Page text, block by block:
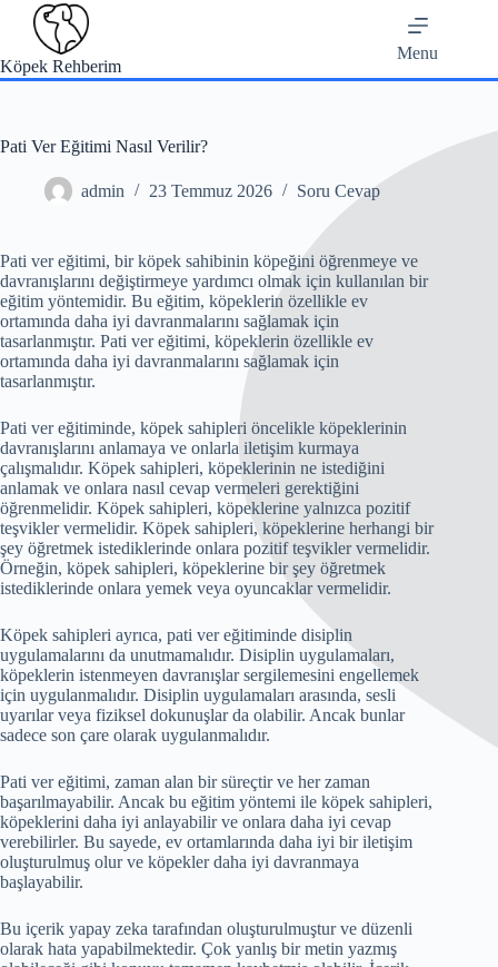
content
Köpek Rehberim
Menu
Pati Ver Eğitimi Nasıl Verilir?
admin 23 Temmuz 2026 Soru Cevap
Pati ver eğitimi, bir köpek sahibinin köpeğini öğrenmeye ve
davranışlarını değiştirmeye yardımcı olmak için kullanılan bir
eğitim yöntemidir. Bu eğitim, köpeklerin özellikle ev
ortamında daha iyi davranmalarını sağlamak için
tasarlanmıştır. Pati ver eğitimi, köpeklerin özellikle ev
ortamında daha iyi davranmalarını sağlamak için
tasarlanmıştır.
Pati ver eğitiminde, köpek sahipleri öncelikle köpeklerinin
davranışlarını anlamaya ve onlarla iletişim kurmaya
çalışmalıdır. Köpek sahipleri, köpeklerinin ne istediğini
anlamak ve onlara nasıl cevap vermeleri gerektiğini
öğrenmelidir. Köpek sahipleri, köpeklerine yalnızca pozitif
teşvikler vermelidir. Köpek sahipleri, köpeklerine herhangi bir
şey öğretmek istediklerinde onlara pozitif teşvikler vermelidir.
Örneğin, köpek sahipleri, köpeklerine bir şey öğretmek
istediklerinde onlara yemek veya oyuncaklar vermelidir.
Köpek sahipleri ayrıca, pati ver eğitiminde disiplin
uygulamalarını da unutmamalıdır. Disiplin uygulamaları,
köpeklerin istenmeyen davranışlar sergilemesini engellemek
için uygulanmalıdır. Disiplin uygulamaları arasında, sesli
uyarılar veya fiziksel dokunuşlar da olabilir. Ancak bunlar
sadece son çare olarak uygulanmalıdır.
Pati ver eğitimi, zaman alan bir süreçtir ve her zaman
başarılmayabilir. Ancak bu eğitim yöntemi ile köpek sahipleri,
köpeklerini daha iyi anlayabilir ve onlara daha iyi cevap
verebilirler. Bu sayede, ev ortamlarında daha iyi bir iletişim
oluşturulmuş olur ve köpekler daha iyi davranmaya
başlayabilir.
Bu içerik yapay zeka tarafından oluşturulmuştur ve düzenli
olarak hata yapabilmektedir. Çok yanlış bir metin yazmış